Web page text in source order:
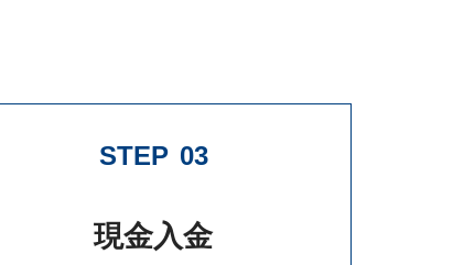
STEP 03
現金入金